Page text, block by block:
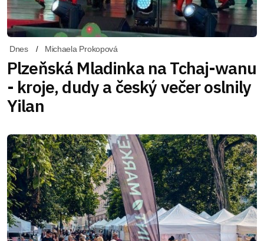
Dnes Michaela Prokopová
Plzeňská Mladinka na Tchaj-wanu
- kroje, dudy a český večer oslnily
Yilan